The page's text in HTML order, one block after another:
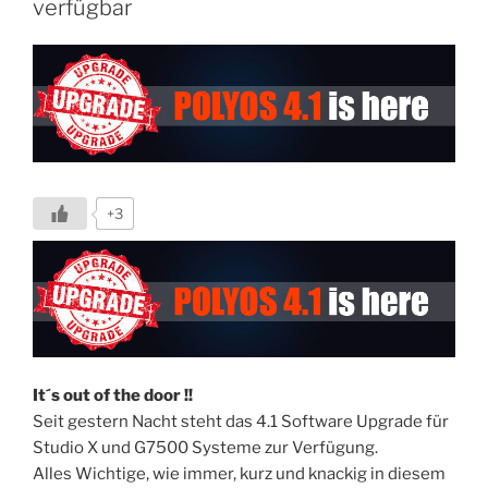
Family
&
G7500
adressiert
TC8
unpairing
Probleme“
verfügbar
+3
It´s out of the door !!
Seit gestern Nacht steht das 4.1 Software Upgrade für
Studio X und G7500 Systeme zur Verfügung.
Alles Wichtige, wie immer, kurz und knackig in diesem